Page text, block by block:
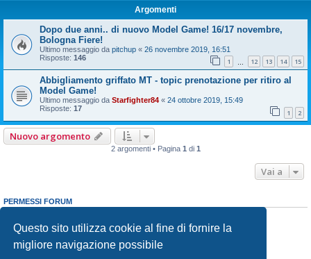
Questo sito utilizza cookie al fine di fornire la
migliore navigazione possibile
Argomenti
Dopo due anni.. di nuovo Model Game! 16/17 novembre,
Bologna Fiere!
Ultimo messaggio da pitchup « 26 novembre 2019, 16:51
Risposte: 146 1 12 13 14 15
Abbigliamento griffato MT - topic prenotazione per ritiro al
Model Game!
Ultimo messaggio da Starfighter84 « 24 ottobre 2019, 15:49
Risposte: 17 1 2
Nuovo argomento
2 argomenti • Pagina 1 di 1
Vai a
PERMESSI FORUM
Non puoirispondere negli argomenti
Non puoimodificare i tuoi messaggi
Non puoicancellare i tuoi messaggi
Non puoi
inviare allegati